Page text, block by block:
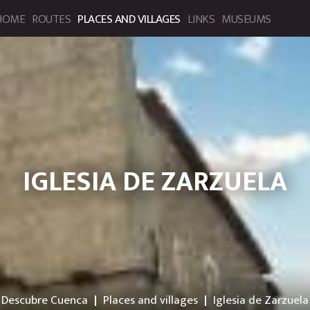
Cuenca. Portal de
ROUTES PLACES AND VILLAGES LINKS MUSEUMS
IGLESIA DE ZARZUELA
Descubre Cuenca Places and villages Iglesia de Zarzuela